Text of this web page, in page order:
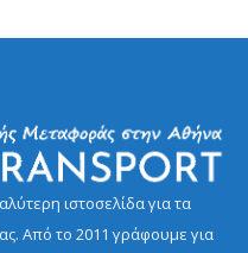
ιστοσελίδα για τα
Από το 2011 γράφουμε για